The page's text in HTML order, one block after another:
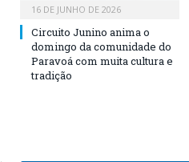
16 DE JUNHO DE 2026
Circuito Junino anima o
domingo da comunidade do
Paravoá com muita cultura e
tradição